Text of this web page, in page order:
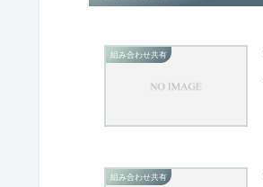
組み合わせ共有
組み合わせ共有